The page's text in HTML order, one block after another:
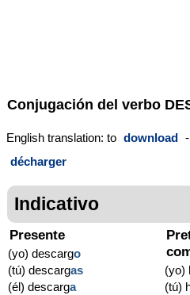
Conjugación del verbo
English translation: to download
décharger
Indicativo
Presente
(yo) descargo
(tú) descargas
(él) descarga
(yo)
(tú)